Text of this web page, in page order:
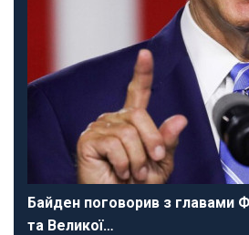
Байден поговорив з главами
та Великої…